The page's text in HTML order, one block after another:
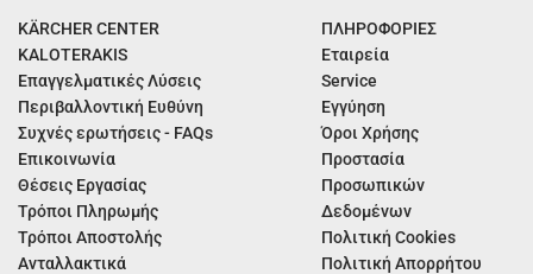
KÄRCHER CENTER
KALOTERAKIS
Επαγγελματικές Λύσεις
Περιβαλλοντική Ευθύνη
Συχνές ερωτήσεις - FAQs
Επικοινωνία
Θέσεις Εργασίας
Τρόποι Πληρωμής
Τρόποι Αποστολής
Ανταλλακτικά
ΠΛΗΡΟΦΟΡΙΕΣ
Εταιρεία
Service
Εγγύηση
Όροι Χρήσης
Προστασία
Προσωπικών
Δεδομένων
Πολιτική Cookies
Πολιτική Απορρήτου